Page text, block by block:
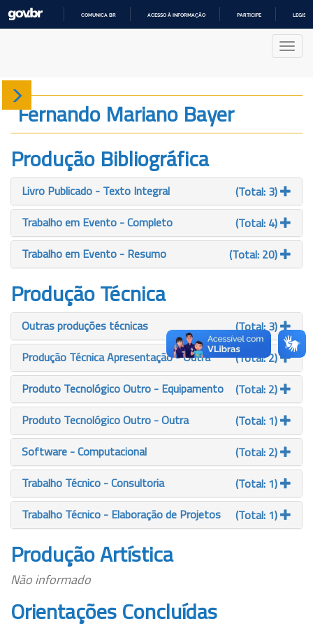
COMUNICA BR ACESSO À INFORMAÇÃO PARTICIPE
Sobre
Produção
Projetos
Gráficos
Fernando Mariano Bayer
Produção Bibliográfica
Livro Publicado - Texto Integral
(Total: 3)
Trabalho em Evento - Completo
(Total: 4)
Trabalho em Evento - Resumo
(Total: 20)
Produção Técnica
Outras produções técnicas
(Total: 3)
Produção Técnica Apresentação - Outra
(Total: 2)
Produto Tecnológico Outro - Equipamento
(Total: 2)
Produto Tecnológico Outro - Outra
(Total: 1)
Software - Computacional
(Total: 2)
Trabalho Técnico - Consultoria
(Total: 1)
Trabalho Técnico - Elaboração de Projetos
(Total: 1)
Produção Artística
Não informado
Orientações Concluídas